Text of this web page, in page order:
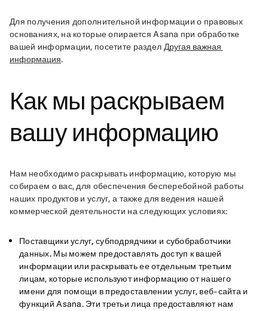
Для получения дополнительной информации о правовых
основаниях, на которые опирается Asana при обработке
вашей информации, посетите раздел Другая важная
информация.
Как мы раскрываем
вашу информацию
Нам необходимо раскрывать информацию, которую мы
собираем о вас, для обеспечения бесперебойной работы
наших продуктов и услуг, а также для ведения нашей
коммерческой деятельности на следующих условиях:
Поставщики услуг, субподрядчики и субобработчики
данных.Мы можем предоставлять доступ к вашей
информации или раскрывать ее отдельным третьим
лицам, которые используют информацию от нашего
имени для помощи в предоставлении услуг, веб-сайта и
функций Asana. Эти третьи лица предоставляют нам